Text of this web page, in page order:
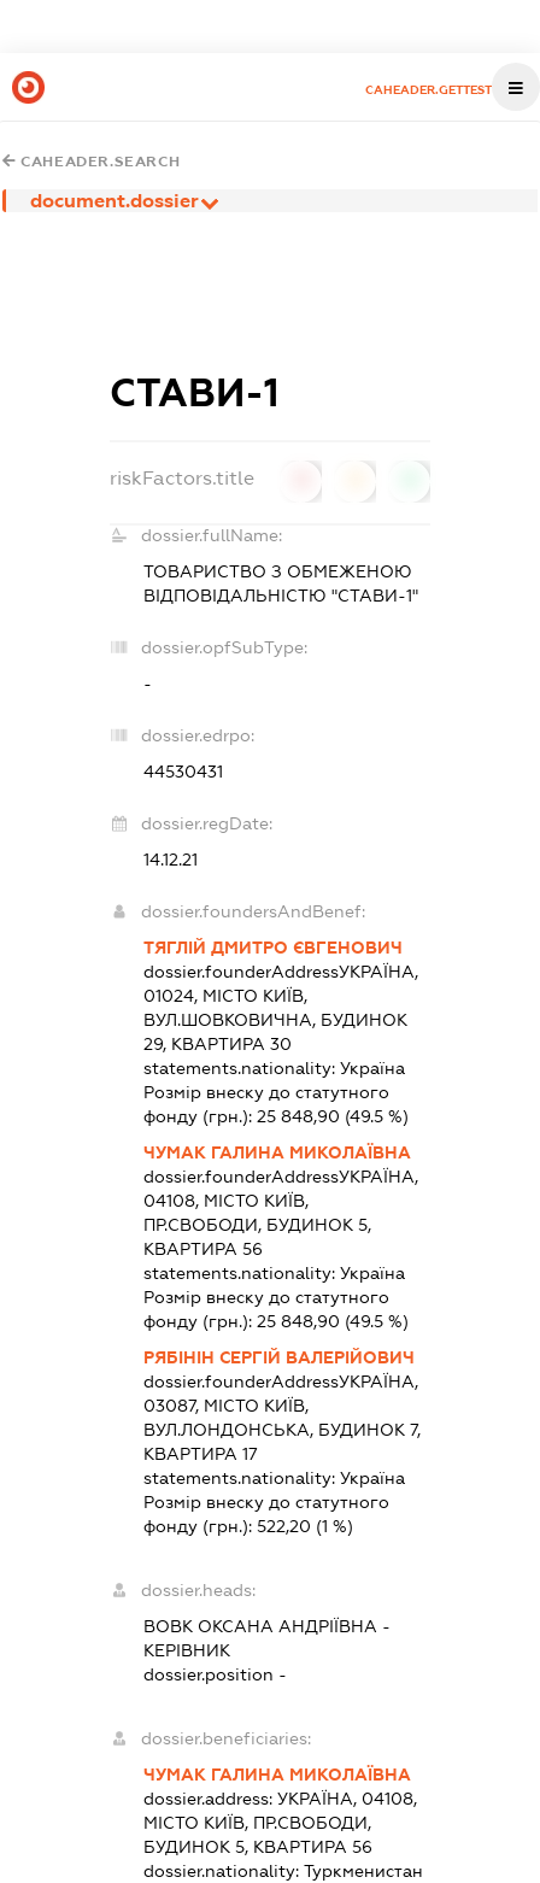
CAHEADER.GETTEST
CAHEADER.SEARCH
document.dossier
СТАВИ-1
riskFactors.title
dossier.fullName:
ТОВАРИСТВО З ОБМЕЖЕНОЮ
ВІДПОВІДАЛЬНІСТЮ "СТАВИ-1"
dossier.opfSubType:
-
dossier.edrpo:
44530431
dossier.regDate:
14.12.21
dossier.foundersAndBenef:
ТЯГЛІЙ ДМИТРО ЄВГЕНОВИЧ
dossier.founderAddressУКРАЇНА,
01024, МІСТО КИЇВ,
ВУЛ.ШОВКОВИЧНА, БУДИНОК
29, КВАРТИРА 30
statements.nationality: Україна
Розмір внеску до статутного
фонду (грн.): 25 848,90 (49.5 %)
ЧУМАК ГАЛИНА МИКОЛАЇВНА
dossier.founderAddressУКРАЇНА,
04108, МІСТО КИЇВ,
ПР.СВОБОДИ, БУДИНОК 5,
КВАРТИРА 56
statements.nationality: Україна
Розмір внеску до статутного
фонду (грн.): 25 848,90 (49.5 %)
РЯБІНІН СЕРГІЙ ВАЛЕРІЙОВИЧ
dossier.founderAddressУКРАЇНА,
03087, МІСТО КИЇВ,
ВУЛ.ЛОНДОНСЬКА, БУДИНОК 7,
КВАРТИРА 17
statements.nationality: Україна
Розмір внеску до статутного
фонду (грн.): 522,20 (1 %)
dossier.heads:
ВОВК ОКСАНА АНДРІЇВНА -
КЕРІВНИК
dossier.position -
dossier.beneficiaries:
ЧУМАК ГАЛИНА МИКОЛАЇВНА
dossier.address: УКРАЇНА, 04108,
МІСТО КИЇВ, ПР.СВОБОДИ,
БУДИНОК 5, КВАРТИРА 56
dossier.nationality: Туркменистан